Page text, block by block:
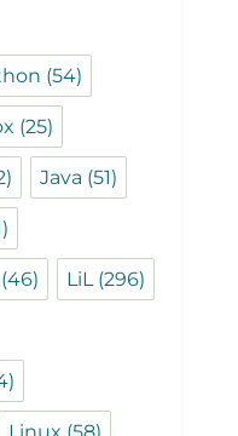
(54)
(25)
Java (51)
(46) LiL(296)